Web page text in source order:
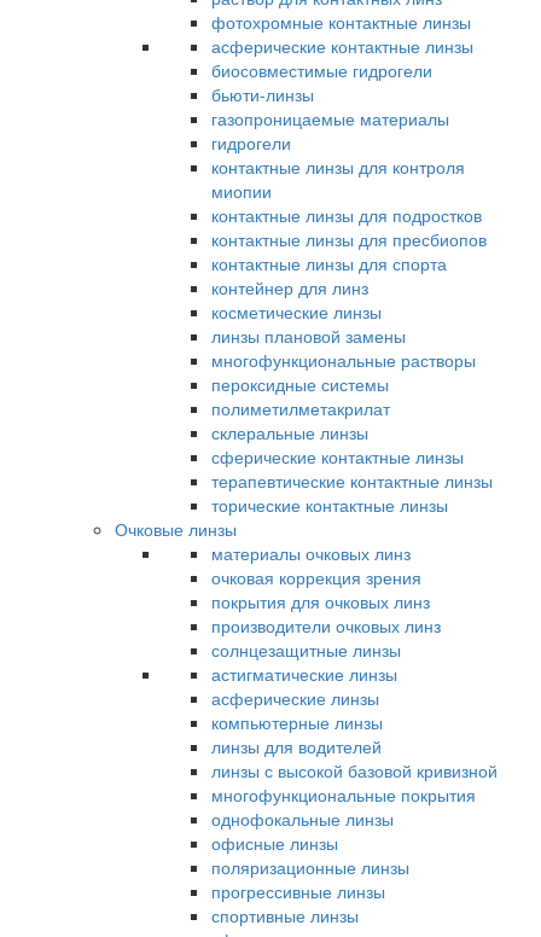
фотохромные контактные линзы
асферические контактные линзы
биосовместимые гидрогели
бьюти-линзы
газопроницаемые материалы
гидрогели
контактные линзы для контроля
миопии
контактные линзы для подростков
контактные линзы для пресбиопов
контактные линзы для спорта
контейнер для линз
косметические линзы
линзы плановой замены
многофункциональные растворы
пероксидные системы
полиметилметакрилат
склеральные линзы
сферические контактные линзы
терапевтические контактные линзы
торические контактные линзы
Очковые линзы
материалы очковых линз
очковая коррекция зрения
покрытия для очковых линз
производители очковых линз
солнцезащитные линзы
астигматические линзы
асферические линзы
компьютерные линзы
линзы для водителей
линзы с высокой базовой кривизной
многофункциональные покрытия
однофокальные линзы
офисные линзы
поляризационные линзы
прогрессивные линзы
спортивные линзы